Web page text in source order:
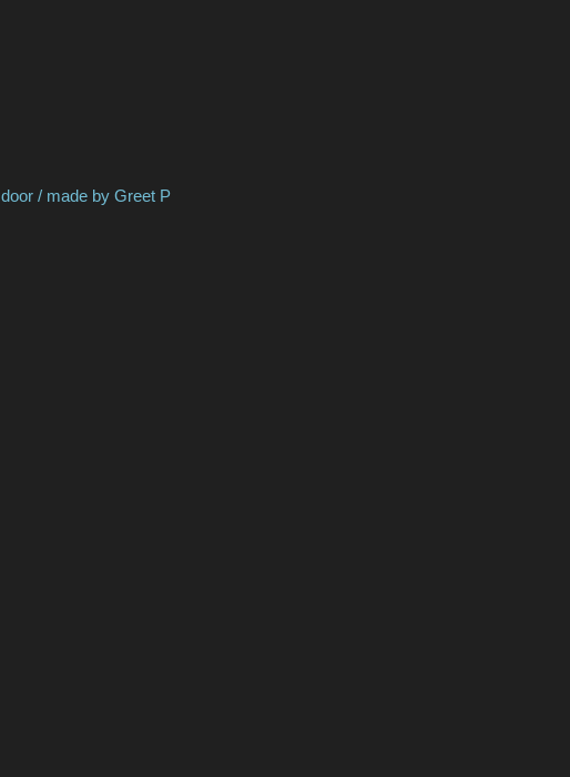
by Greet P